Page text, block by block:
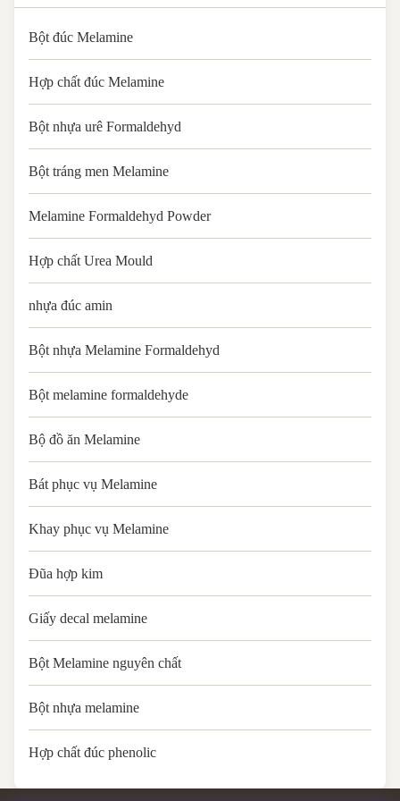
Bột đúc Melamine
Hợp chất đúc Melamine
Bột nhựa urê Formaldehyd
Bột tráng men Melamine
Melamine Formaldehyd Powder
Hợp chất Urea Mould
nhựa đúc amin
Bột nhựa Melamine Formaldehyd
Bột melamine formaldehyde
Bộ đồ ăn Melamine
Bát phục vụ Melamine
Khay phục vụ Melamine
Đũa hợp kim
Giấy decal melamine
Bột Melamine nguyên chất
Bột nhựa melamine
Hợp chất đúc phenolic